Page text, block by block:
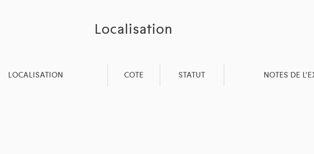
Localisation
LOCALISATION COTE STATUT NOTES DE